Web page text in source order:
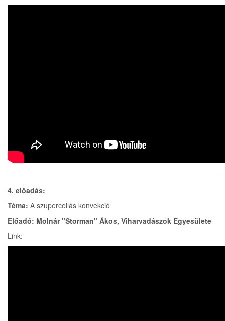
4. előadás:
Téma: A szupercellás konvekció
Előadó: Molnár "Storman" Ákos, Viharvadászok Egyesülete
Link: